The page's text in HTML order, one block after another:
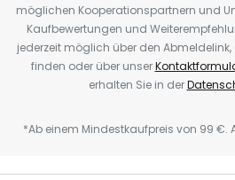
möglichen Kooperationspartnern und
Kaufbewertungen und
jederzeit möglich über den Abmeldelink,
finden oder über unser
erhalten Sie in der
*Ab einem Mindestkaufpreis von 99 €.